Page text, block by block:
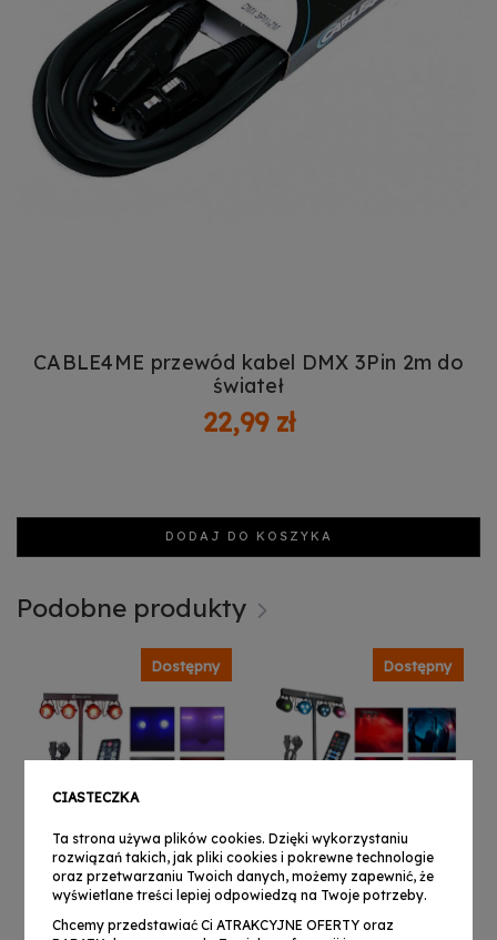
Podobne produkty
Dostępny Dostępny
CABLE4ME przewód kabel DMX 3Pin 2m do
świateł
22,99 zł
DODAJ DO KOSZYKA
CIASTECZKA
Ta strona używa plików cookies. Dzięki wykorzystaniu
rozwiązań takich, jak pliki cookies i pokrewne technologie
oraz przetwarzaniu Twoich danych, możemy zapewnić, że
wyświetlane treści lepiej odpowiedzą na Twoje potrzeby.
Chcemy przedstawiać Ci ATRAKCYJNE OFERTY oraz